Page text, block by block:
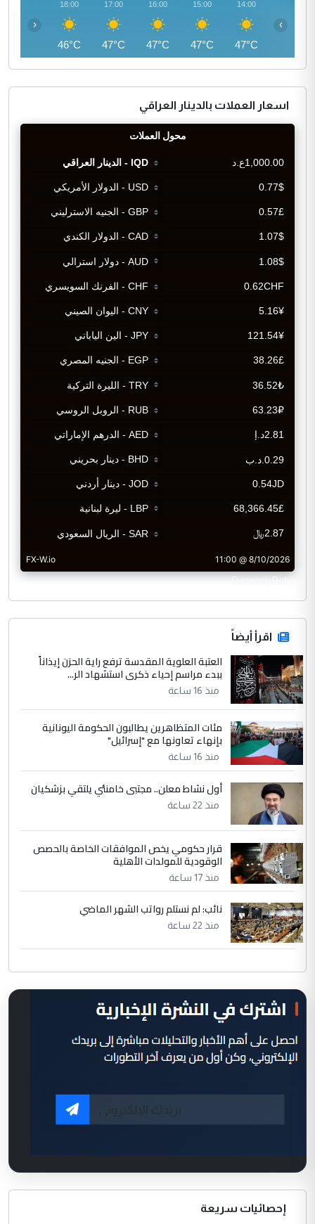
14:00
47°C
15:00
47°C
16:00
47°C
17:00
47°C
18:00
46°C
‹ ›
اسعار العملات بالدينار العراقي
CurrencyRate
اقرأ أيضاً
العتبة العلوية المقدسة ترفع راية الحزن إيذاناً
ببدء مراسم إحياء ذكرى استشهاد الر...
منذ 16 ساعة
مئات المتظاهرين يطالبون الحكومة اليونانية
بإنهاء تعاونها مع "إسرائيل"
منذ 16 ساعة
أول نشاط معلن.. مجتبى خامنئي يلتقي بزشكيان
منذ 22 ساعة
قرار حكومي يخص الموافقات الخاصة بالحصص
الوقودية للمولدات الأهلية
منذ 17 ساعة
نائب: لم نستلم رواتب الشهر الماضي
منذ 22 ساعة
إحصائيات سريعة